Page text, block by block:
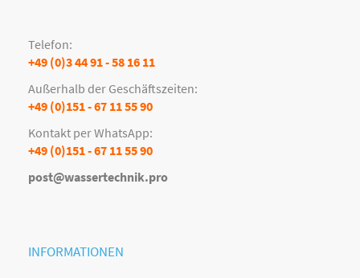
Telefon:
+49 (0)3 44 91 - 58 16 11
Außerhalb der Geschäftszeiten:
+49 (0)151 - 67 11 55 90
Kontakt per WhatsApp:
+49 (0)151 - 67 11 55 90
post@wassertechnik.pro
INFORMATIONEN